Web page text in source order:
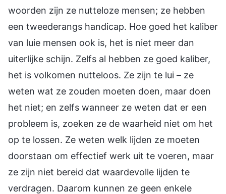
woorden zijn ze nutteloze mensen; ze hebben
een tweederangs handicap. Hoe goed het kaliber
van luie mensen ook is, het is niet meer dan
uiterlijke schijn. Zelfs al hebben ze goed kaliber,
het is volkomen nutteloos. Ze zijn te lui – ze
weten wat ze zouden moeten doen, maar doen
het niet; en zelfs wanneer ze weten dat er een
probleem is, zoeken ze de waarheid niet om het
op te lossen. Ze weten welk lijden ze moeten
doorstaan om effectief werk uit te voeren, maar
ze zijn niet bereid dat waardevolle lijden te
verdragen. Daarom kunnen ze geen enkele